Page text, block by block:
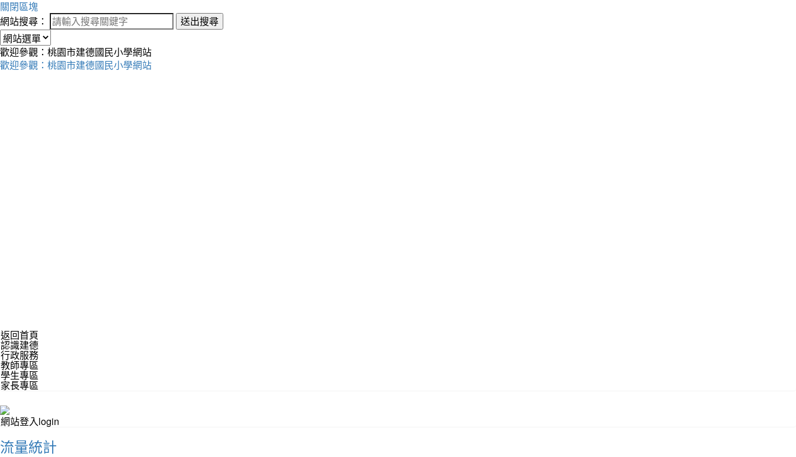
關閉區塊
網站搜尋：
送出搜尋
歡迎參觀：桃園市建德國民小學網站
歡迎參觀：桃園市建德國民小學網站
返回首頁
認識建德
行政服務
教師專區
學生專區
家長專區
網站登入login
流量統計